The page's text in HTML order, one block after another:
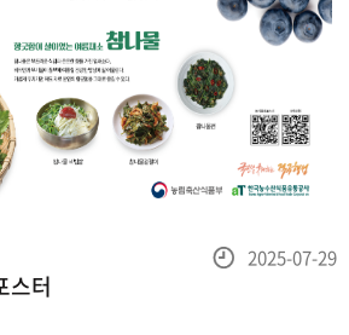
스터
등
2025-07-29